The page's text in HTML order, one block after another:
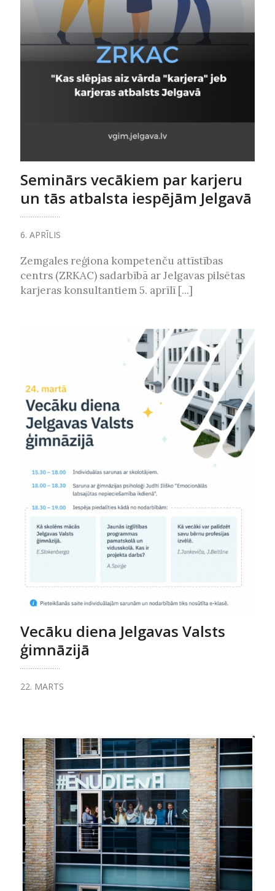
Seminārs vecākiem par karjeru
un tās atbalsta iespējām Jelgavā
6. APRĪLIS
Zemgales reģiona kompetenču attīstības
centrs (ZRKAC) sadarbībā ar Jelgavas pilsētas
karjeras konsultantiem 5. aprīlī [...]
Vecāku diena Jelgavas Valsts
ģimnāzijā
22. MARTS